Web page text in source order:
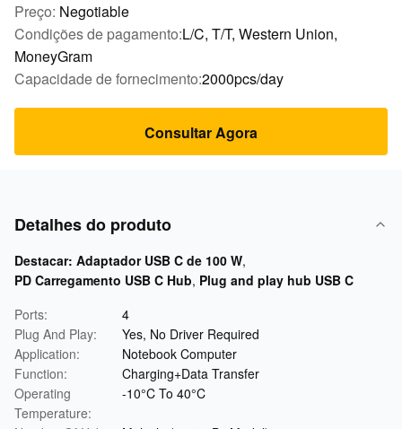
Preço: Negotiable
Condições de pagamento:L/C, T/T, Western Union,
MoneyGram
Capacidade de fornecimento:2000pcs/day
Consultar Agora
Detalhes do produto
Destacar: Adaptador USB C de 100 W,
PD Carregamento USB C Hub, Plug and play hub USB C
Ports:
4
Plug And Play:
Yes, No Driver Required
Application:
Notebook Computer
Function:
Charging+Data Transfer
Operating
Temperature:
-10°C To 40°C